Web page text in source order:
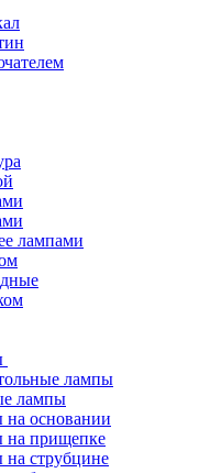
лампами
лампы
лампы
основании
на прищепке
струбцине